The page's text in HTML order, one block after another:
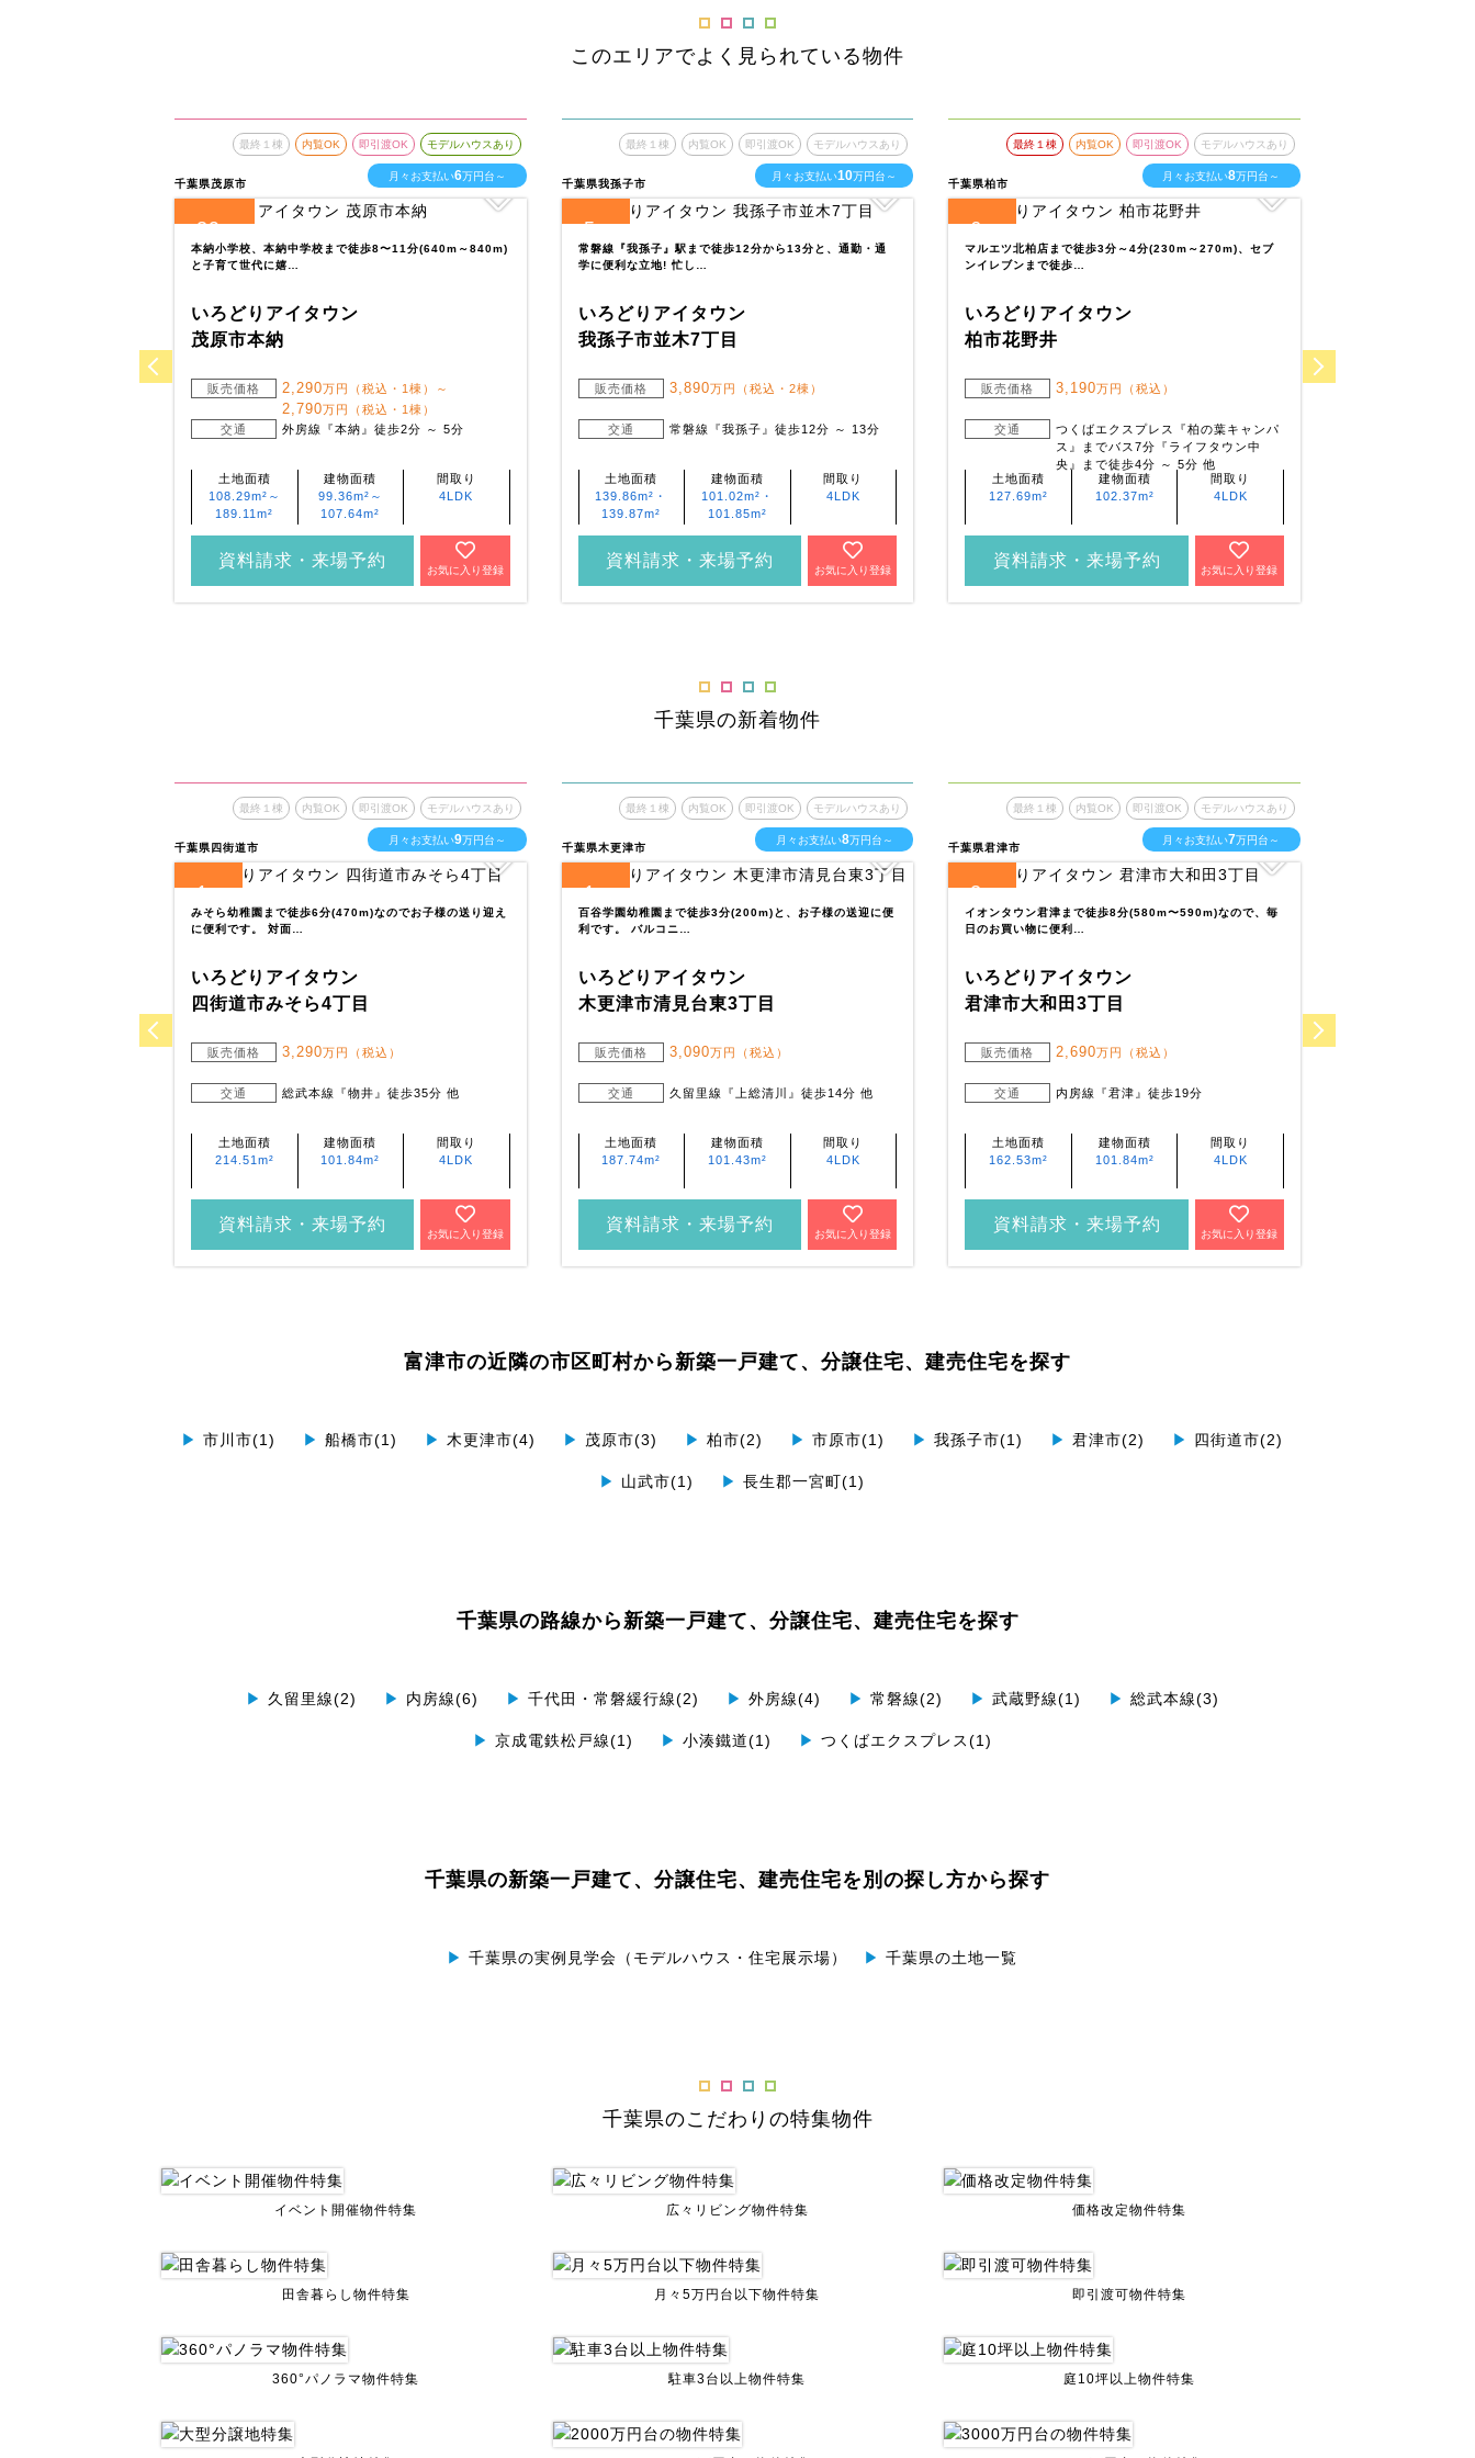
このエリアでよく見られている物件
千葉県茂原市
最終１棟 内覧OK 即引渡OK モデルハウスあり
月々お支払い6万円台～
39
本納小学校、本納中学校まで徒歩8〜11分(640m～840m)
と子育て世代に嬉…
いろどりアイタウン
茂原市本納
販売価格 2,290万円（税込・1棟）～
2,790万円（税込・1棟）
交通
外房線『本納』徒歩2分 ～ 5分
土地面積
108.29m²～
189.11m²
建物面積
99.36m²～
107.64m²
間取り
4LDK
資料請求・来場予約
お気に入り登録
千葉県我孫子市
最終１棟 内覧OK 即引渡OK モデルハウスあり
月々お支払い10万円台～
5
常磐線『我孫子』駅まで徒歩12分から13分と、通勤・通
学に便利な立地! 忙し…
いろどりアイタウン
我孫子市並木7丁目
販売価格 3,890万円（税込・2棟）
交通 常磐線『我孫子』徒歩12分 ～ 13分
土地面積
139.86m²・
139.87m²
建物面積
101.02m²・
101.85m²
間取り
4LDK
資料請求・来場予約
お気に入り登録
千葉県柏市
最終１棟 内覧OK 即引渡OK モデルハウスあり
月々お支払い8万円台～
6
マルエツ北柏店まで徒歩3分～4分(230m～270m)、セブ
ンイレブンまで徒歩…
いろどりアイタウン
柏市花野井
販売価格 3,190万円（税込）
交通
つくばエクスプレス『柏の葉キャンパ
ス』までバス7分『ライフタウン中
央』まで徒歩4分 ～ 5分 他
土地面積
127.69m²
建物面積
102.37m²
間取り
4LDK
資料請求・来場予約
お気に入り登録
千葉県の新着物件
千葉県四街道市
最終１棟 内覧OK 即引渡OK モデルハウスあり
月々お支払い9万円台～
1
みそら幼稚園まで徒歩6分(470m)なのでお子様の送り迎え
に便利です。 対面…
いろどりアイタウン
四街道市みそら4丁目
販売価格 3,290万円（税込）
交通 総武本線『物井』徒歩35分 他
土地面積
214.51m²
建物面積
101.84m²
間取り
4LDK
資料請求・来場予約
お気に入り登録
千葉県木更津市
最終１棟 内覧OK 即引渡OK モデルハウスあり
月々お支払い8万円台～
1
百谷学園幼稚園まで徒歩3分(200m)と、お子様の送迎に便
利です。 バルコニ…
いろどりアイタウン
木更津市清見台東3丁目
販売価格 3,090万円（税込）
交通 久留里線『上総清川』徒歩14分 他
土地面積
187.74m²
建物面積
101.43m²
間取り
4LDK
資料請求・来場予約
お気に入り登録
千葉県君津市
最終１棟 内覧OK 即引渡OK モデルハウスあり
月々お支払い7万円台～
2
イオンタウン君津まで徒歩8分(580m〜590m)なので、毎
日のお買い物に便利…
いろどりアイタウン
君津市大和田3丁目
販売価格 2,690万円（税込）
交通 内房線『君津』徒歩19分
土地面積
162.53m²
建物面積
101.84m²
間取り
4LDK
資料請求・来場予約
お気に入り登録
富津市の近隣の市区町村から新築一戸建て、分譲住宅、建売住宅を探す
▶ 市川市(1) ▶ 船橋市(1) ▶ 木更津市(4) ▶ 茂原市(3) ▶ 柏市(2) ▶ 市原市(1) ▶ 我孫子市(1) ▶ 君津市(2) ▶ 四街道市(2)
▶ 山武市(1) ▶ 長生郡一宮町(1)
千葉県の路線から新築一戸建て、分譲住宅、建売住宅を探す
▶ 久留里線(2) ▶ 内房線(6) ▶ 千代田・常磐緩行線(2) ▶ 外房線(4) ▶ 常磐線(2) ▶ 武蔵野線(1) ▶ 総武本線(3)
▶ 京成電鉄松戸線(1) ▶ 小湊鐵道(1) ▶ つくばエクスプレス(1)
千葉県の新築一戸建て、分譲住宅、建売住宅を別の探し方から探す
▶ 千葉県の実例見学会（モデルハウス・住宅展示場） ▶ 千葉県の土地一覧
千葉県のこだわりの特集物件
イベント開催物件特集 広々リビング物件特集 価格改定物件特集
田舎暮らし物件特集 月々5万円台以下物件特集 即引渡可物件特集
360°パノラマ物件特集 駐車3台以上物件特集 庭10坪以上物件特集